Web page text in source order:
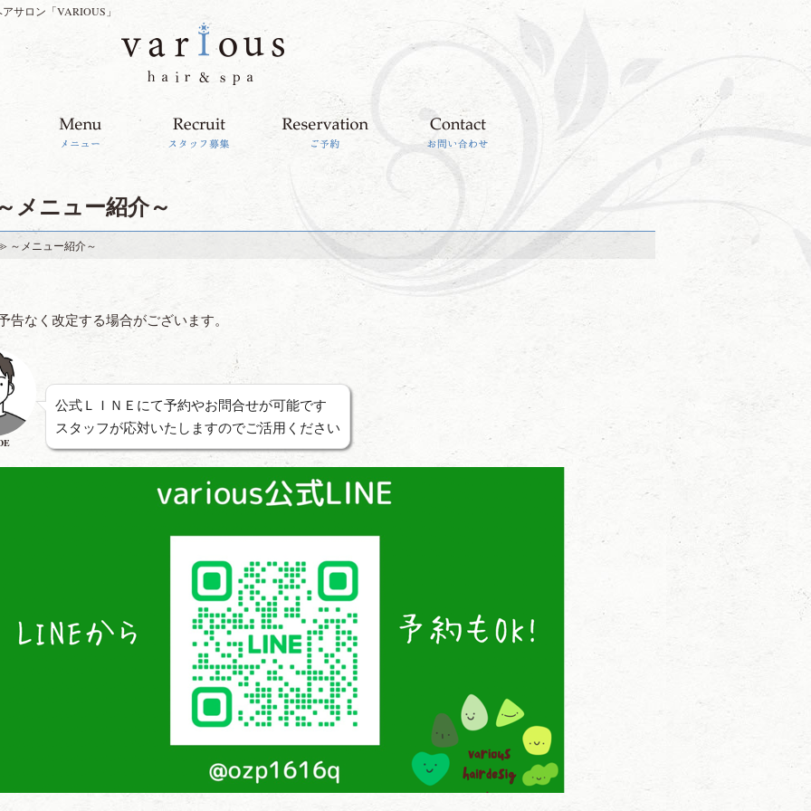
サロン「VARIOUS」
メニュー紹介～
～メニュー紹介～
告なく改定する場合がございます。
公式ＬＩＮＥにて予約やお問合せが可能です
スタッフが応対いたしますのでご活用ください